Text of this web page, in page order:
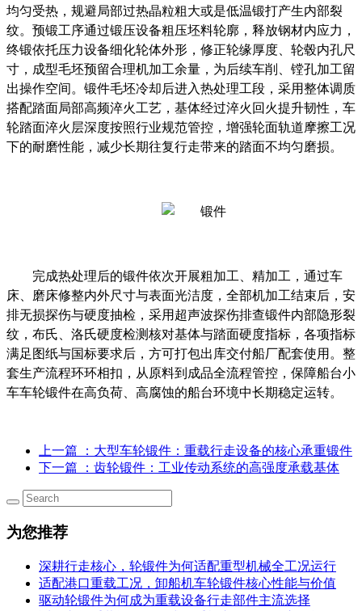
均匀受热，规避局部过热晶粒粗大或是低温锻打产生内部裂
纹。预锻工序通过锻压设备粗压坯料轮廓，释放钢材内应力，
终锻依托压力设备细化轮体外形，修正轮缘厚度、轮毂内孔尺
寸，成型毛坯预留合理机加工余量，为后续车削、镗孔加工留
出操作空间。锻件毛坯冷却后进入热处理工段，采用整体调质
搭配踏面局部高频淬火工艺，基体经过淬火回火提升韧性，车
轮踏面淬火层深度按照行业规范管控，增强轮面轨道摩擦工况
下的耐磨性能，减少长期往复行走带来的踏面不均匀磨损。
完成热处理后的锻件依次开展粗加工、精加工，通过车
床、磨床修整内外尺寸与表面光洁度，全部机加工结束后，安
排无损探伤与硬度抽检，采用超声波探伤排查锻件内部隐形裂
纹，布氏、洛氏硬度检测核对基体与踏面硬度指标，各项指标
满足图纸与国标要求后，方可打包出库交付船厂配套使用。整
套生产流程环环相扣，从原料到成品全流程管控，保障船台小
车车轮锻件在高负荷、高腐蚀的船台环境中长期稳定运转。
上一篇
：大型车轮锻件：重载行走设备的核心承重锻件
下一篇
：齿轮锻件：工业传动系统的高强度承载基体
为您推荐
深耕行走核心，轮锻件为何适配重型机械全工况运行
适配港口重载工况，卸船机车轮锻件核心性能与价值
驱动轮锻件为何成为重载设备行走部件主流选择